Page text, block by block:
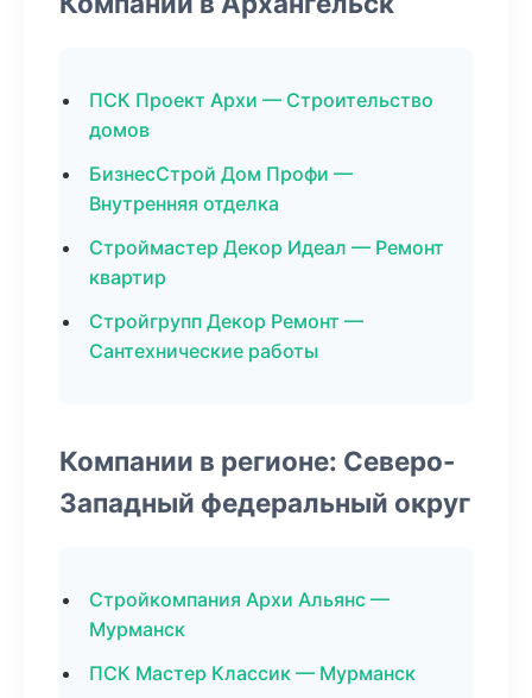
ПСК Проект Архи — Строительство
домов
БизнесСтрой Дом Профи —
Внутренняя отделка
Строймастер Декор Идеал — Ремонт
квартир
Стройгрупп Декор Ремонт —
Сантехнические работы
Компании в регионе: Северо-
Западный федеральный округ
Стройкомпания Архи Альянс —
Мурманск
ПСК Мастер Классик — Мурманск